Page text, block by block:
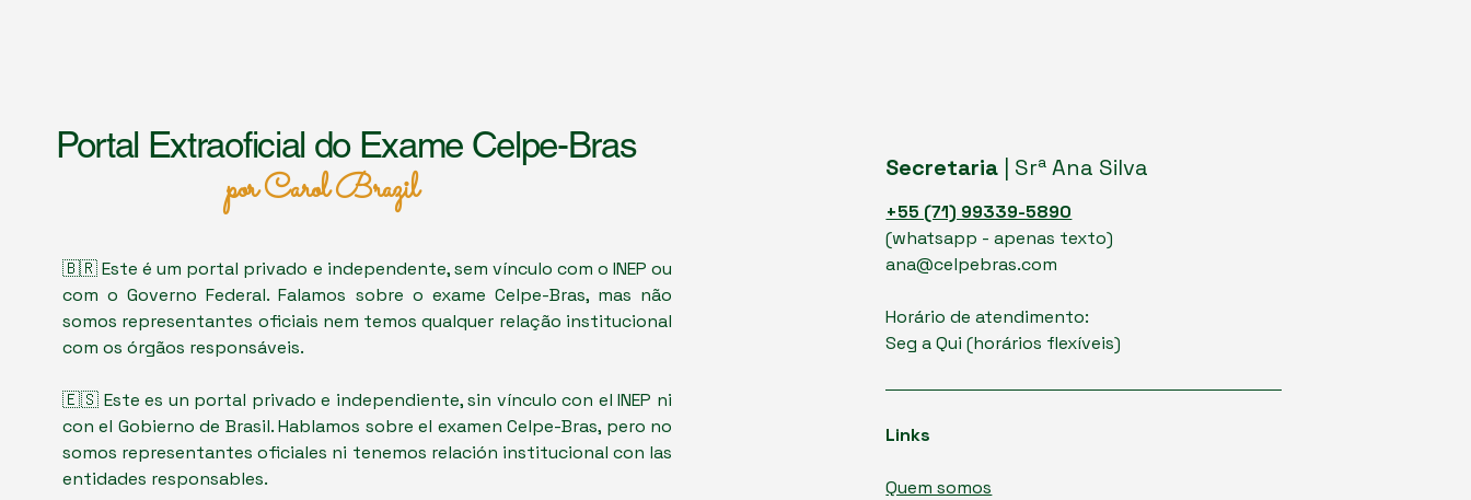
Portal Extraoficial do Exame Celpe-Bras
por Carol Brazil
🇧🇷 Este é um portal privado e independente, sem vínculo com o INEP ou
com o Governo Federal. Falamos sobre o exame Celpe-Bras, mas não
somos representantes oficiais nem temos qualquer relação institucional
com os órgãos responsáveis.
🇪🇸 Este es un portal privado e independiente, sin vínculo con el INEP ni
con el Gobierno de Brasil. Hablamos sobre el examen Celpe-Bras, pero no
somos representantes oficiales ni tenemos relación institucional con las
entidades responsables.
Secretaria | Srª Ana Silva
+55 (71) 99339-5890
(whatsapp - apenas texto)
ana@celpebras.com
Horário de atendimento:
Seg a Qui (horários flexíveis)
Links
Quem somos